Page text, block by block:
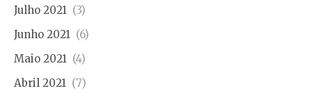
Julho 2021 (3)
Junho 2021 (6)
Maio 2021 (4)
Abril 2021 (7)